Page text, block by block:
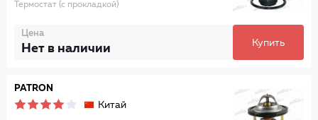
Термостат (с прокладкой)
Цена
Нет в наличии Купить
PATRON
Китай